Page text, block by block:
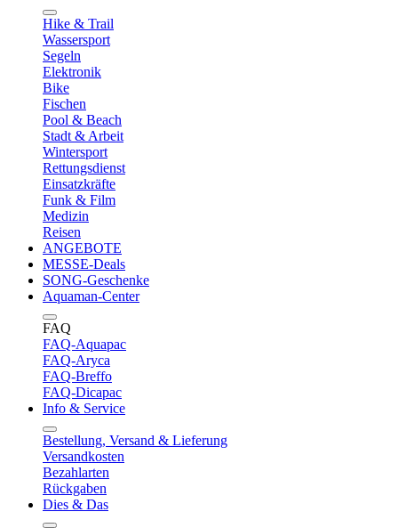
Hike & Trail
Wassersport
Segeln
Elektronik
Bike
Fischen
Pool & Beach
Stadt & Arbeit
Wintersport
Rettungsdienst
Einsatzkräfte
Funk & Film
Medizin
Reisen
ANGEBOTE
MESSE-Deals
SONG-Geschenke
Aquaman-Center
FAQ
FAQ-Aquapac
FAQ-Aryca
FAQ-Breffo
FAQ-Dicapac
Info & Service
Bestellung, Versand & Lieferung
Versandkosten
Bezahlarten
Rückgaben
Dies & Das